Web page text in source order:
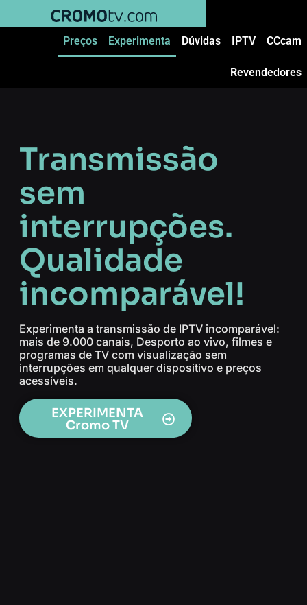
Preços Experimenta Dúvidas IPTV CCcam
Revendedores
Transmissão
sem
interrupções.
Qualidade
incomparável!
Experimenta a transmissão de IPTV incomparável:
mais de 9.000 canais, Desporto ao vivo, filmes e
programas de TV com visualização sem
interrupções em qualquer dispositivo e preços
acessíveis.
EXPERIMENTA
Cromo TV